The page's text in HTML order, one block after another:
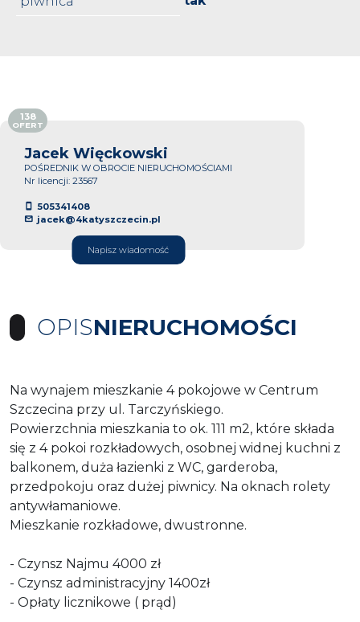
Jacek Więckowski
POŚREDNIK W OBROCIE NIERUCHOMOŚCIAMI
Nr licencji: 23567
505341408
jacek@4katyszczecin.pl
Napisz wiadomość
138
OFERT
OPISNIERUCHOMOŚCI
Na wynajem mieszkanie 4 pokojowe w Centrum
Szczecina przy ul. Tarczyńskiego.
Powierzchnia mieszkania to ok. 111 m2, które składa
się z 4 pokoi rozkładowych, osobnej widnej kuchni z
balkonem, duża łazienki z WC, garderoba,
przedpokoju oraz dużej piwnicy. Na oknach rolety
antywłamaniowe.
Mieszkanie rozkładowe, dwustronne.
- Czynsz Najmu 4000 zł
- Czynsz administracyjny 1400zł
- Opłaty licznikowe ( prąd)